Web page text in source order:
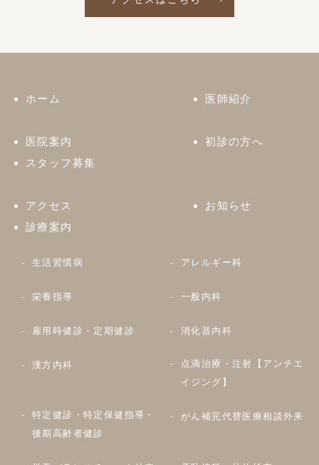
ホーム 医師紹介
医院案内
スタッフ募集
初診の方へ
アクセス
お知らせ
診療案内
生活習慣病 アレルギー科
栄養指導 一般内科
雇用時健診・定期健診 消化器内科
漢方内科
点滴治療・注射【アンチエ
イジング】
特定健診・特定保健指導・
後期高齢者健診
がん補完代替医療相談外来